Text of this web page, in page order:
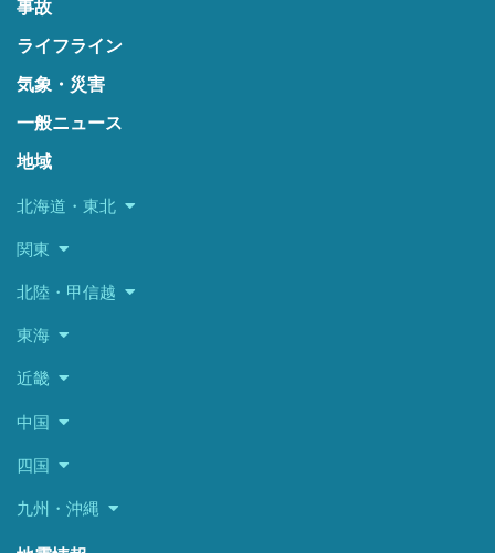
事故
ライフライン
気象・災害
一般ニュース
地域
北海道・東北
関東
北陸・甲信越
東海
近畿
中国
四国
九州・沖縄